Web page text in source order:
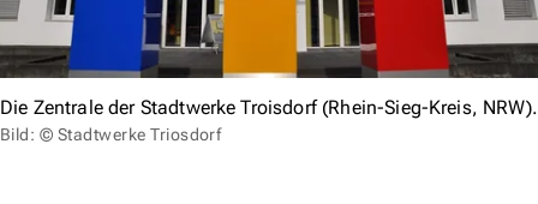
Die Zentrale der Stadtwerke Troisdorf (Rhein-Sieg-Kreis, NRW).
Bild: © Stadtwerke Triosdorf